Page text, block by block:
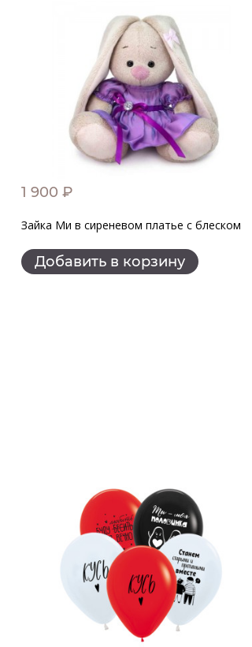
1 900 ₽
Зайка Ми в сиреневом платье с блеском
Добавить в корзину